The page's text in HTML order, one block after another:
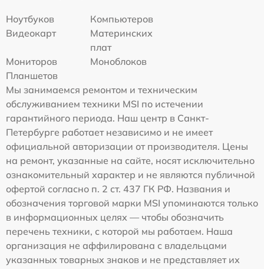
Ноутбуков
Компьютеров
Видеокарт
Материнских
плат
Мониторов
Моноблоков
Планшетов
Мы занимаемся ремонтом и техническим
обслуживанием техники MSI по истечении
гарантийного периода. Наш центр в Санкт-
Петербурге работает независимо и не имеет
официальной авторизации от производителя. Цены
на ремонт, указанные на сайте, носят исключительно
ознакомительный характер и не являются публичной
офертой согласно п. 2 ст. 437 ГК РФ. Названия и
обозначения торговой марки MSI упоминаются только
в информационных целях — чтобы обозначить
перечень техники, с которой мы работаем. Наша
организация не аффилирована с владельцами
указанных товарных знаков и не представляет их